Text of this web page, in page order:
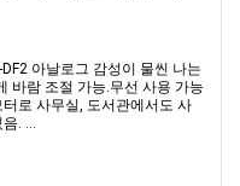
아날로그 감성이 물씬 나는
바람 조절 가능.무선 사용 가능
로 사무실, 도서관에서도 사
. ...